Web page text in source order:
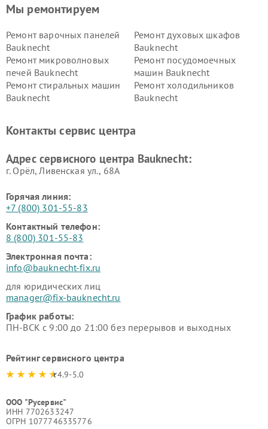
Мы ремонтируем
Ремонт варочных панелей
Bauknecht
Ремонт духовых шкафов
Bauknecht
Ремонт микроволновых
печей Bauknecht
Ремонт посудомоечных
машин Bauknecht
Ремонт стиральных машин
Bauknecht
Ремонт холодильников
Bauknecht
Контакты сервис центра
Адрес сервисного центра Bauknecht:
г. Орёл, Ливенская ул., 68А
Горячая линия:
+7 (800) 301-55-83
Контактный телефон:
8 (800) 301-55-83
Электронная почта:
info@bauknecht-fix.ru
для юридических лиц
manager@fix-bauknecht.ru
График работы:
ПН-ВСК с 9:00 до 21:00 без перерывов и выходных
Рейтинг сервисного центра
4.9-5.0
ООО "Русервис"
ИНН 7702633247
ОГРН 1077746335776